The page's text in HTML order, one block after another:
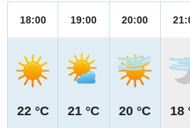
18:00
22 °C
19:00
21 °C
20:00
20 °C 18